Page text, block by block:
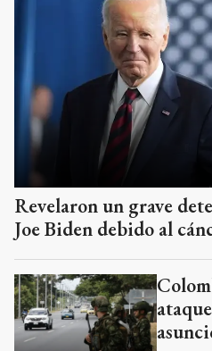
Revelaron un grave
Joe Biden debido al